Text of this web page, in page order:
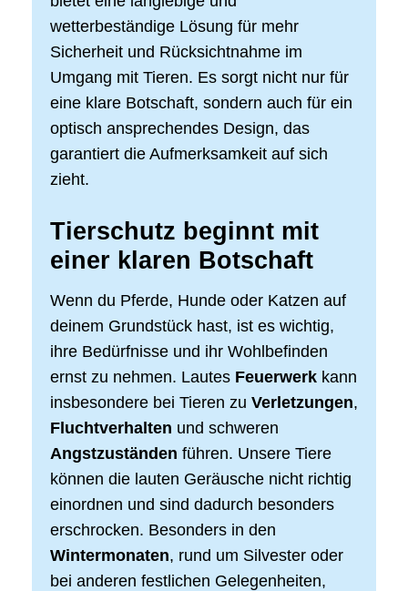
wetterbeständige Lösung für mehr
Sicherheit und Rücksichtnahme im
Umgang mit Tieren. Es sorgt nicht nur für
eine klare Botschaft, sondern auch für ein
optisch ansprechendes Design, das
garantiert die Aufmerksamkeit auf sich
zieht.
Tierschutz beginnt mit
einer klaren Botschaft
Wenn du Pferde, Hunde oder Katzen auf
deinem Grundstück hast, ist es wichtig,
ihre Bedürfnisse und ihr Wohlbefinden
ernst zu nehmen. Lautes Feuerwerk kann
insbesondere bei Tieren zu Verletzungen,
Fluchtverhalten und schweren
Angstzuständen führen. Unsere Tiere
können die lauten Geräusche nicht richtig
einordnen und sind dadurch besonders
erschrocken. Besonders in den
Wintermonaten, rund um Silvester oder
bei anderen festlichen Gelegenheiten,